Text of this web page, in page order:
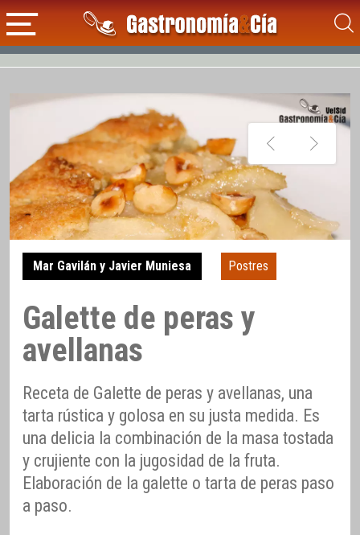
Mar Gavilán y Javier Muniesa Postres
Galette de peras y
avellanas
Receta de Galette de peras y avellanas, una
tarta rústica y golosa en su justa medida. Es
una delicia la combinación de la masa tostada
y crujiente con la jugosidad de la fruta.
Elaboración de la galette o tarta de peras paso
a paso.